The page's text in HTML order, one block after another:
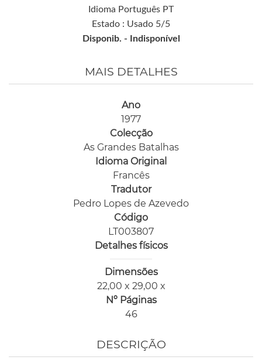
Idioma Português PT
Estado : Usado 5/5
Disponib. -
Indisponível
MAIS DETALHES
Ano
1977
Colecção
As Grandes Batalhas
Idioma Original
Francês
Tradutor
Pedro Lopes de Azevedo
Código
LT003807
Detalhes físicos
Dimensões
22,00 x 29,00 x
Nº Páginas
46
DESCRIÇÃO